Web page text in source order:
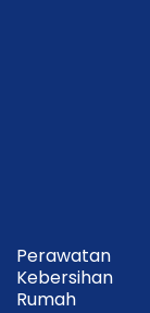
Perawatan
Kebersihan
Rumah